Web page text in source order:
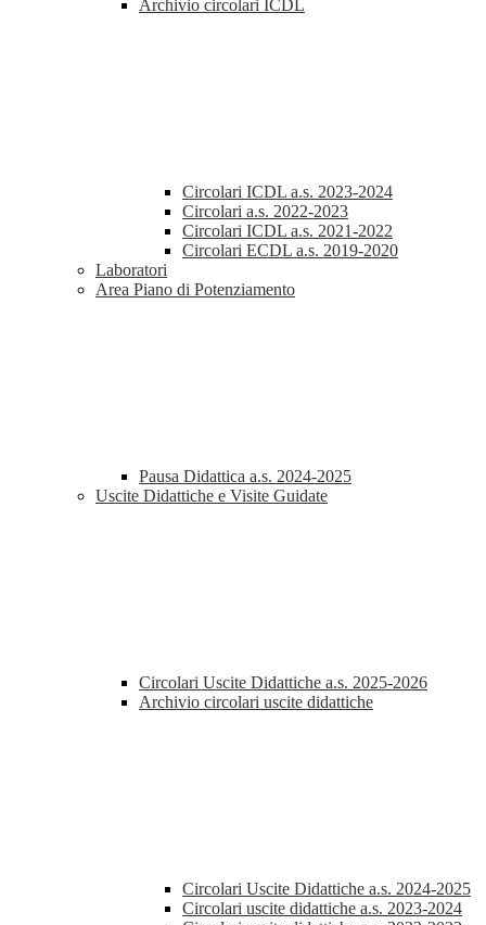
Archivio circolari ICDL
Circolari ICDL a.s. 2023-2024
Circolari a.s. 2022-2023
Circolari ICDL a.s. 2021-2022
Circolari ECDL a.s. 2019-2020
Laboratori
Area Piano di Potenziamento
Pausa Didattica a.s. 2024-2025
Uscite Didattiche e Visite Guidate
Circolari Uscite Didattiche a.s. 2025-2026
Archivio circolari uscite didattiche
Circolari Uscite Didattiche a.s. 2024-2025
Circolari uscite didattiche a.s. 2023-2024